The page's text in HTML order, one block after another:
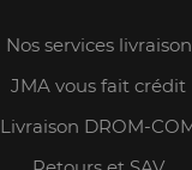
Nos services livraison
JMA vous fait crédit
Livraison DROM-